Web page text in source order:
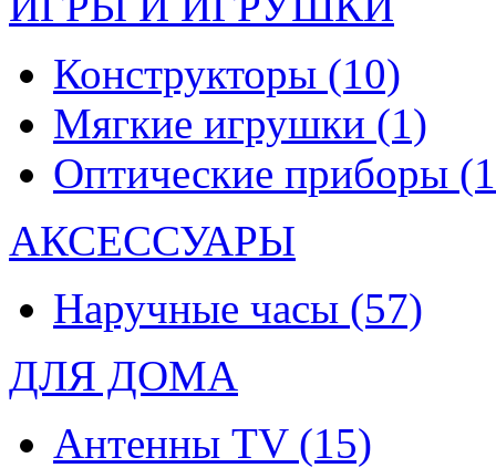
Конструкторы (10)
Мягкие игрушки (1)
Оптические приборы
АКСЕССУАРЫ
Наручные часы (57)
ДЛЯ ДОМА
Антенны TV (15)